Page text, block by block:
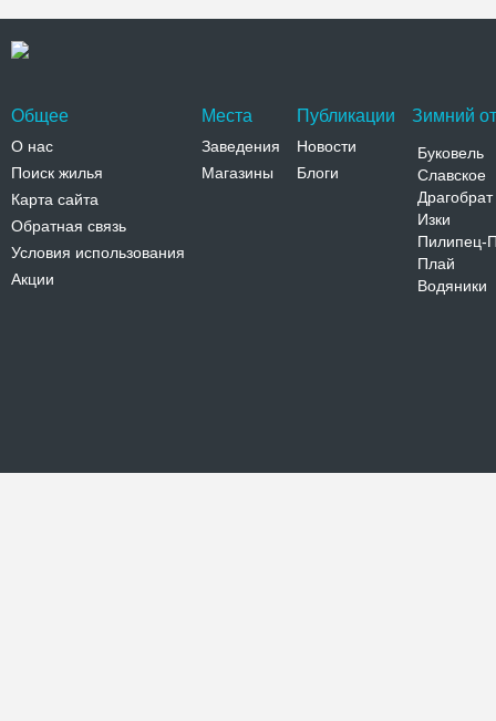
Общее
О нас
Поиск жилья
Карта сайта
Обратная связь
Условия использования
Акции
Места
Заведения
Магазины
Публикации
Новости
Блоги
Зимний
Буковель
Славское
Драгобрат
Изки
Пилипец-
Плай
Водяники